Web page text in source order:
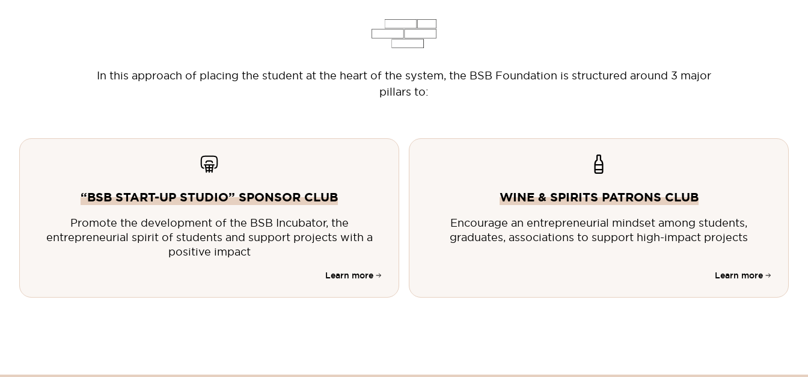
In this approach of placing the student at the heart of the system, the BSB Foundation is structured around 3 major
pillars to:
“BSB START-UP STUDIO” SPONSOR CLUB
Promote the development of the BSB Incubator, the
entrepreneurial spirit of students and support projects with a
positive impact
Learn more
WINE & SPIRITS PATRONS CLUB
Encourage an entrepreneurial mindset among students,
graduates, associations to support high-impact projects
Learn more